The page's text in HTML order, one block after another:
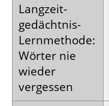
Langzeit­
gedächtnis-
Lern­methode:
Wörter nie
wieder
vergessen